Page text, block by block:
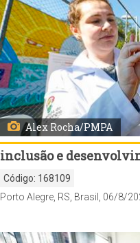
Alex Rocha/PMPA
inclusão e
Código: 168109